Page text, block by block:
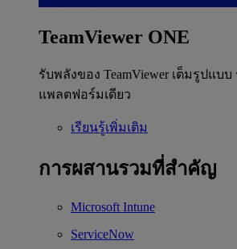
TeamViewer ONE
รับพลังของ TeamViewer เต็มรูปแบ
แพลตฟอร์มเดียว
เรียนรู้เพิ่มเติม
การผสานรวมที่สำคัญ
Microsoft Intune
ServiceNow